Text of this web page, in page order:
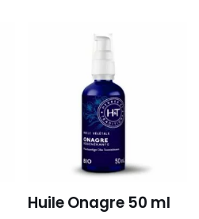
Huile Onagre 50 ml